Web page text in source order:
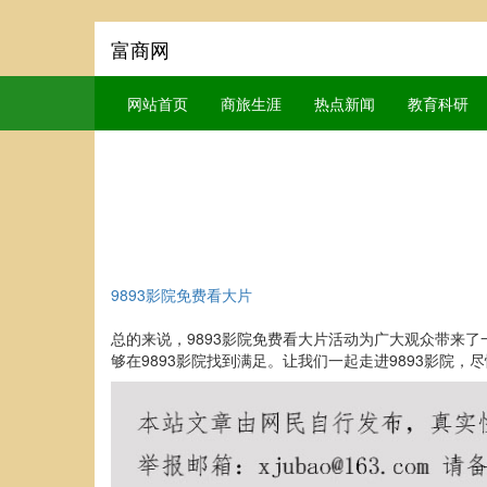
富商网
网站首页 商旅生涯 热点新闻 教育科研
9893影院免费看大片
总的来说，9893影院免费看大片活动为广大观众带来
够在9893影院找到满足。让我们一起走进9893影院，